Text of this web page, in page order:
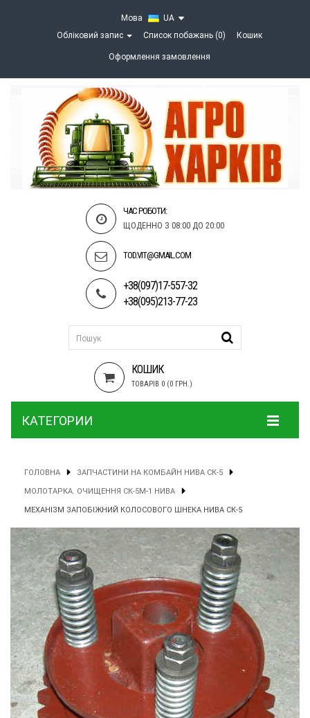
Мова
UA
Обліковий запис
Список побажань (0) Кошик
Оформлення замовлення
ЧАС РОБОТИ:
ЩОДЕННО З 08:00 ДО 20:00
TOD.VIT@GMAIL.COM
+38(097)17-557-32
+38(095)213-77-23
КОШИК
ТОВАРІВ 0 (0 ГРН.)
КАТЕГОРИИ
ГОЛОВНА ЗАПЧАСТИНИ НА КОМБАЙН НИВА СК-5
МОЛОТАРКА. ОЧИЩЕННЯ СК-5М-1 НИВА
МЕХАНІЗМ ЗАПОБІЖНИЙ КОЛОСОВОГО ШНЕКА НИВА СК-5